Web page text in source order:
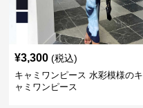
¥3,300 (税込)
キャミワンピース 水彩模様のキ
ャミワンピース